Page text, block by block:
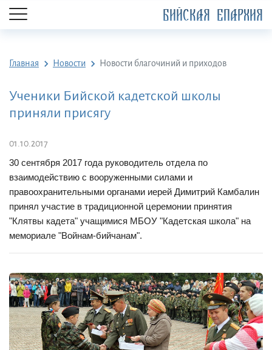
БИЙСКАЯ ЕПАРХИЯ
Главная Новости Новости благочиний и приходов
Ученики Бийской кадетской школы
приняли присягу
01.10.2017
30 сентября 2017 года руководитель отдела по
взаимодействию с вооруженными силами и
правоохранительными органами иерей Димитрий Камбалин
принял участие в традиционной церемонии принятия
"Клятвы кадета" учащимися МБОУ "Кадетская школа" на
мемориале "Войнам-бийчанам".